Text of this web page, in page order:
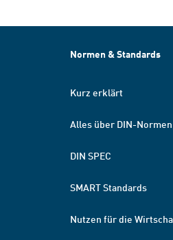
Normen & Standards
Kurz erklärt
Alles über DIN-Normen
DIN SPEC
SMART Standards
Nutzen für die